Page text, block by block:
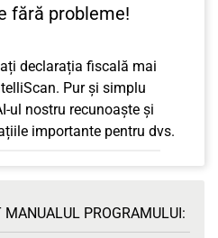
fără probleme!
declarația fiscală mai
Pur și simplu
ul nostru recunoaște și
importante pentru dvs.
PROGRAMULUI: